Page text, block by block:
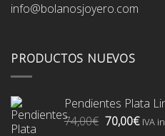
info@bolanosjoyero.com
PRODUCTOS NUEVOS
Pendientes Plata
74,00€ El
70,00€ElIVA